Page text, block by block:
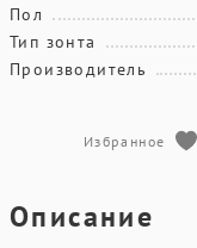
Пол
Тип зонта
Производитель
Избранное
Описание